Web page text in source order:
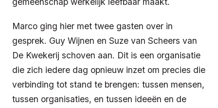
Marco ging hier met twee gasten over in
gesprek. Guy Wijnen en Suze van Scheers van
De Kwekerij schoven aan. Dit is een organisatie
die zich iedere dag opnieuw inzet om precies die
verbinding tot stand te brengen: tussen mensen,
tussen organisaties, en tussen ideeën en de